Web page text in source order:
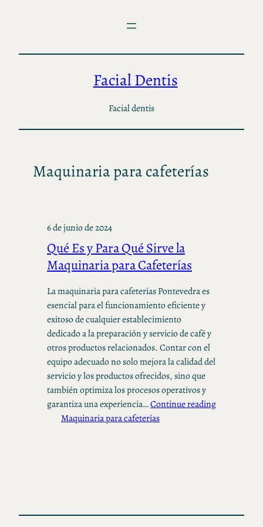
Facial Dentis
Facial dentis
Maquinaria para cafeterías
6 de junio de 2024
Qué Es y Para Qué Sirve la
Maquinaria para Cafeterías
La maquinaria para cafeterías Pontevedra es
esencial para el funcionamiento eficiente y
exitoso de cualquier establecimiento
dedicado a la preparación y servicio de café y
otros productos relacionados. Contar con el
equipo adecuado no solo mejora la calidad del
servicio y los productos ofrecidos, sino que
también optimiza los procesos operativos y
garantiza una experiencia…Continue reading
Maquinaria para cafeterías